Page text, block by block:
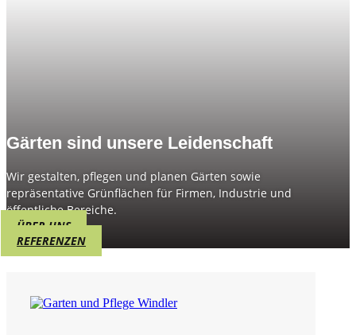
Gärten sind unsere Leidenschaft
Wir gestalten, pflegen und planen Gärten sowie
repräsentative Grünflächen für Firmen, Industrie und
öffentliche Bereiche.
ÜBER UNS
REFERENZEN